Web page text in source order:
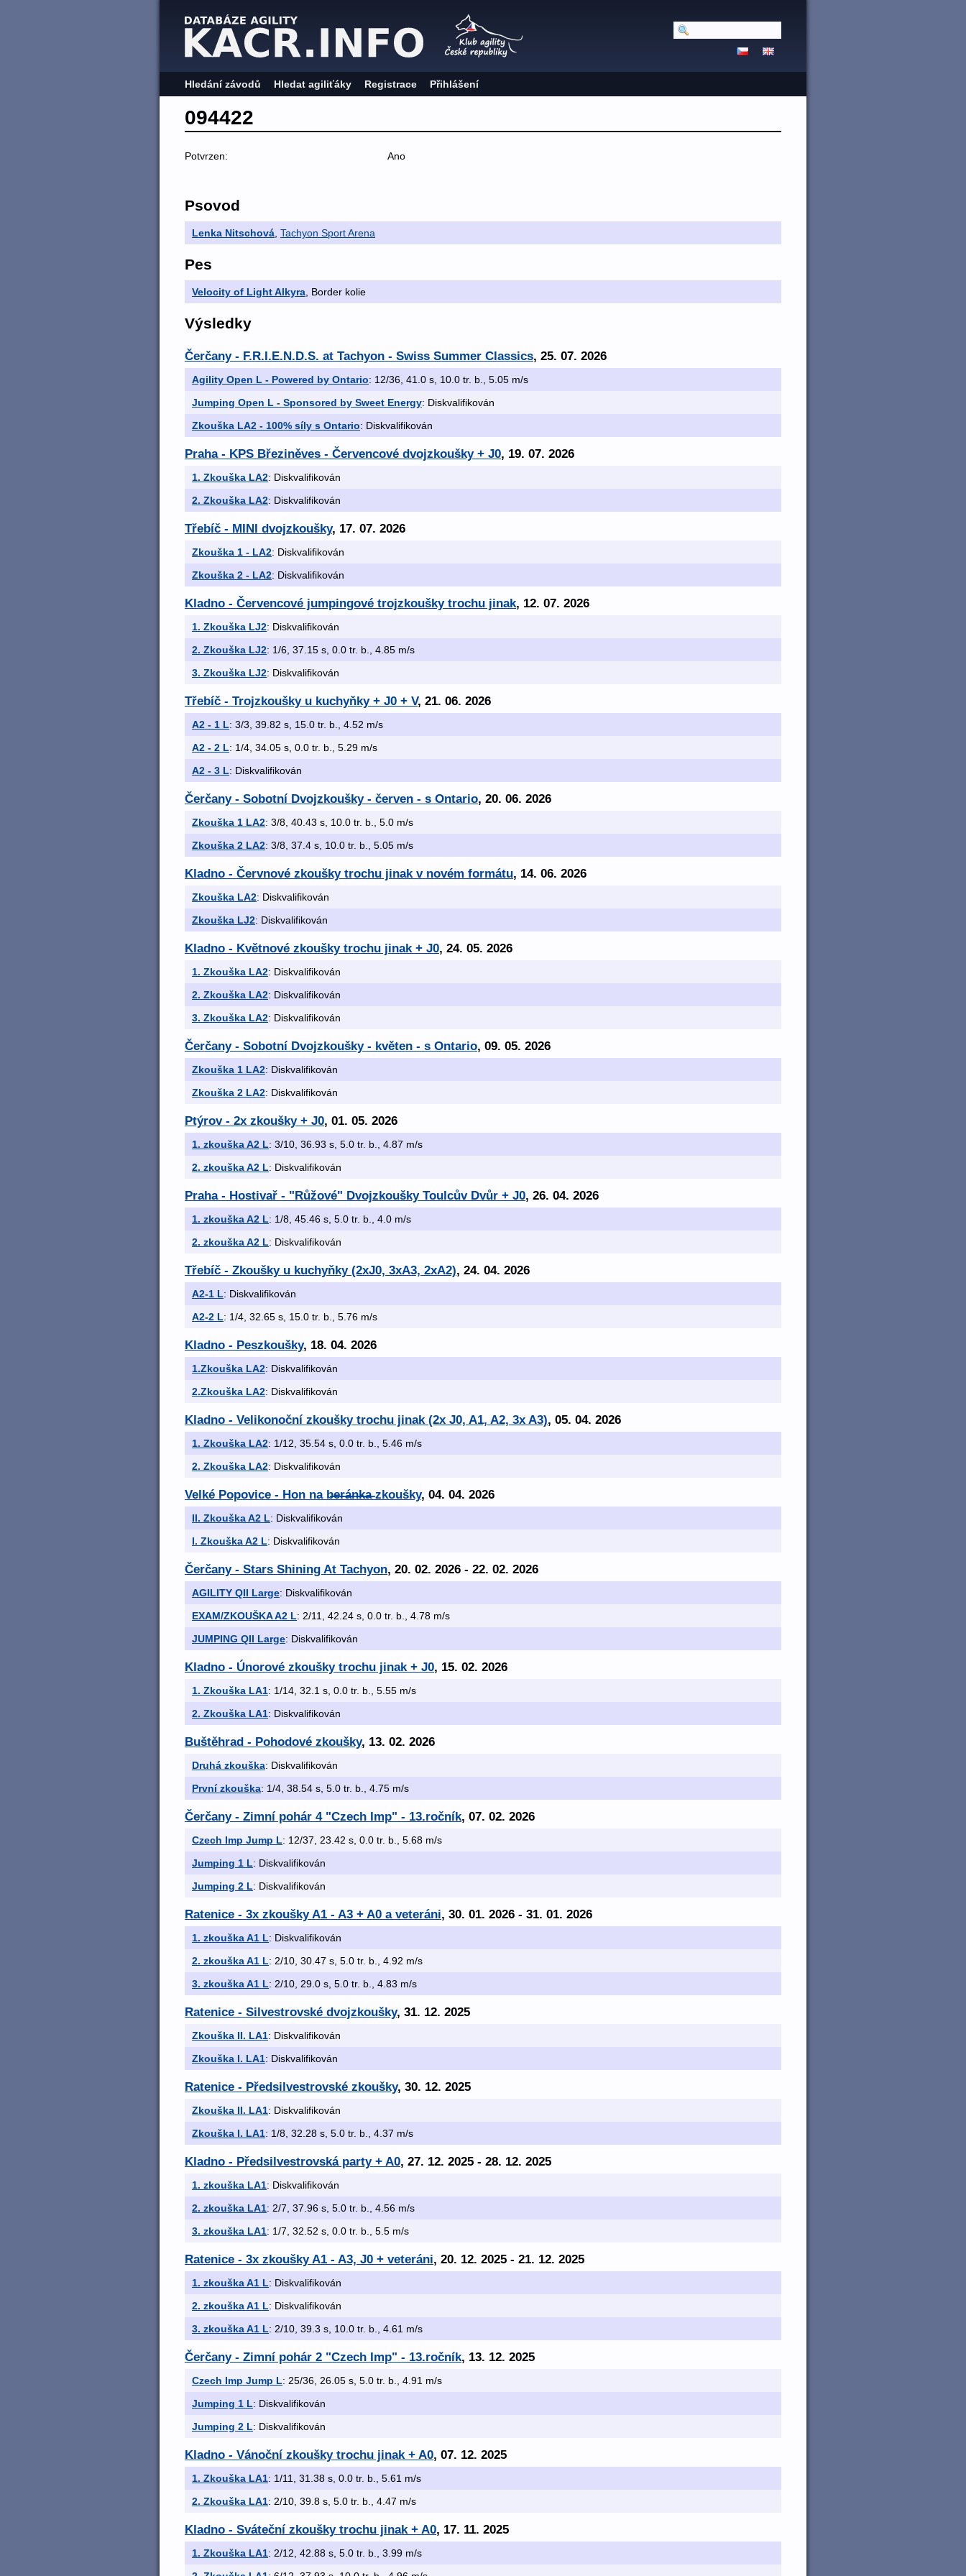
Hledání závodů Hledat agiliťáky Registrace Přihlášení
094422
Potvrzen: Ano
Psovod
Lenka Nitschová, Tachyon Sport Arena
Pes
Velocity of Light Alkyra, Border kolie
Výsledky
Čerčany - F.R.I.E.N.D.S. at Tachyon - Swiss Summer Classics, 25. 07. 2026
Agility Open L - Powered by Ontario: 12/36, 41.0 s, 10.0 tr. b., 5.05 m/s
Jumping Open L - Sponsored by Sweet Energy: Diskvalifikován
Zkouška LA2 - 100% síly s Ontario: Diskvalifikován
Praha - KPS Březiněves - Červencové dvojzkoušky + J0, 19. 07. 2026
1. Zkouška LA2: Diskvalifikován
2. Zkouška LA2: Diskvalifikován
Třebíč - MINI dvojzkoušky, 17. 07. 2026
Zkouška 1 - LA2: Diskvalifikován
Zkouška 2 - LA2: Diskvalifikován
Kladno - Červencové jumpingové trojzkoušky trochu jinak, 12. 07. 2026
1. Zkouška LJ2: Diskvalifikován
2. Zkouška LJ2: 1/6, 37.15 s, 0.0 tr. b., 4.85 m/s
3. Zkouška LJ2: Diskvalifikován
Třebíč - Trojzkoušky u kuchyňky + J0 + V, 21. 06. 2026
A2 - 1 L: 3/3, 39.82 s, 15.0 tr. b., 4.52 m/s
A2 - 2 L: 1/4, 34.05 s, 0.0 tr. b., 5.29 m/s
A2 - 3 L: Diskvalifikován
Čerčany - Sobotní Dvojzkoušky - červen - s Ontario, 20. 06. 2026
Zkouška 1 LA2: 3/8, 40.43 s, 10.0 tr. b., 5.0 m/s
Zkouška 2 LA2: 3/8, 37.4 s, 10.0 tr. b., 5.05 m/s
Kladno - Červnové zkoušky trochu jinak v novém formátu, 14. 06. 2026
Zkouška LA2: Diskvalifikován
Zkouška LJ2: Diskvalifikován
Kladno - Květnové zkoušky trochu jinak + J0, 24. 05. 2026
1. Zkouška LA2: Diskvalifikován
2. Zkouška LA2: Diskvalifikován
3. Zkouška LA2: Diskvalifikován
Čerčany - Sobotní Dvojzkoušky - květen - s Ontario, 09. 05. 2026
Zkouška 1 LA2: Diskvalifikován
Zkouška 2 LA2: Diskvalifikován
Ptýrov - 2x zkoušky + J0, 01. 05. 2026
1. zkouška A2 L: 3/10, 36.93 s, 5.0 tr. b., 4.87 m/s
2. zkouška A2 L: Diskvalifikován
Praha - Hostivař - "Růžové" Dvojzkoušky Toulcův Dvůr + J0, 26. 04. 2026
1. zkouška A2 L: 1/8, 45.46 s, 5.0 tr. b., 4.0 m/s
2. zkouška A2 L: Diskvalifikován
Třebíč - Zkoušky u kuchyňky (2xJ0, 3xA3, 2xA2), 24. 04. 2026
A2-1 L: Diskvalifikován
A2-2 L: 1/4, 32.65 s, 15.0 tr. b., 5.76 m/s
Kladno - Peszkoušky, 18. 04. 2026
1.Zkouška LA2: Diskvalifikován
2.Zkouška LA2: Diskvalifikován
Kladno - Velikonoční zkoušky trochu jinak (2x J0, A1, A2, 3x A3), 05. 04. 2026
1. Zkouška LA2: 1/12, 35.54 s, 0.0 tr. b., 5.46 m/s
2. Zkouška LA2: Diskvalifikován
Velké Popovice - Hon na b̶e̶r̶á̶n̶k̶a̶ zkoušky, 04. 04. 2026
II. Zkouška A2 L: Diskvalifikován
I. Zkouška A2 L: Diskvalifikován
Čerčany - Stars Shining At Tachyon, 20. 02. 2026 - 22. 02. 2026
AGILITY QII Large: Diskvalifikován
EXAM/ZKOUŠKA A2 L: 2/11, 42.24 s, 0.0 tr. b., 4.78 m/s
JUMPING QII Large: Diskvalifikován
Kladno - Únorové zkoušky trochu jinak + J0, 15. 02. 2026
1. Zkouška LA1: 1/14, 32.1 s, 0.0 tr. b., 5.55 m/s
2. Zkouška LA1: Diskvalifikován
Buštěhrad - Pohodové zkoušky, 13. 02. 2026
Druhá zkouška: Diskvalifikován
První zkouška: 1/4, 38.54 s, 5.0 tr. b., 4.75 m/s
Čerčany - Zimní pohár 4 "Czech Imp" - 13.ročník, 07. 02. 2026
Czech Imp Jump L: 12/37, 23.42 s, 0.0 tr. b., 5.68 m/s
Jumping 1 L: Diskvalifikován
Jumping 2 L: Diskvalifikován
Ratenice - 3x zkoušky A1 - A3 + A0 a veteráni, 30. 01. 2026 - 31. 01. 2026
1. zkouška A1 L: Diskvalifikován
2. zkouška A1 L: 2/10, 30.47 s, 5.0 tr. b., 4.92 m/s
3. zkouška A1 L: 2/10, 29.0 s, 5.0 tr. b., 4.83 m/s
Ratenice - Silvestrovské dvojzkoušky, 31. 12. 2025
Zkouška II. LA1: Diskvalifikován
Zkouška I. LA1: Diskvalifikován
Ratenice - Předsilvestrovské zkoušky, 30. 12. 2025
Zkouška II. LA1: Diskvalifikován
Zkouška I. LA1: 1/8, 32.28 s, 5.0 tr. b., 4.37 m/s
Kladno - Předsilvestrovská party + A0, 27. 12. 2025 - 28. 12. 2025
1. zkouška LA1: Diskvalifikován
2. zkouška LA1: 2/7, 37.96 s, 5.0 tr. b., 4.56 m/s
3. zkouška LA1: 1/7, 32.52 s, 0.0 tr. b., 5.5 m/s
Ratenice - 3x zkoušky A1 - A3, J0 + veteráni, 20. 12. 2025 - 21. 12. 2025
1. zkouška A1 L: Diskvalifikován
2. zkouška A1 L: Diskvalifikován
3. zkouška A1 L: 2/10, 39.3 s, 10.0 tr. b., 4.61 m/s
Čerčany - Zimní pohár 2 "Czech Imp" - 13.ročník, 13. 12. 2025
Czech Imp Jump L: 25/36, 26.05 s, 5.0 tr. b., 4.91 m/s
Jumping 1 L: Diskvalifikován
Jumping 2 L: Diskvalifikován
Kladno - Vánoční zkoušky trochu jinak + A0, 07. 12. 2025
1. Zkouška LA1: 1/11, 31.38 s, 0.0 tr. b., 5.61 m/s
2. Zkouška LA1: 2/10, 39.8 s, 5.0 tr. b., 4.47 m/s
Kladno - Sváteční zkoušky trochu jinak + A0, 17. 11. 2025
1. Zkouška LA1: 2/12, 42.88 s, 5.0 tr. b., 3.99 m/s